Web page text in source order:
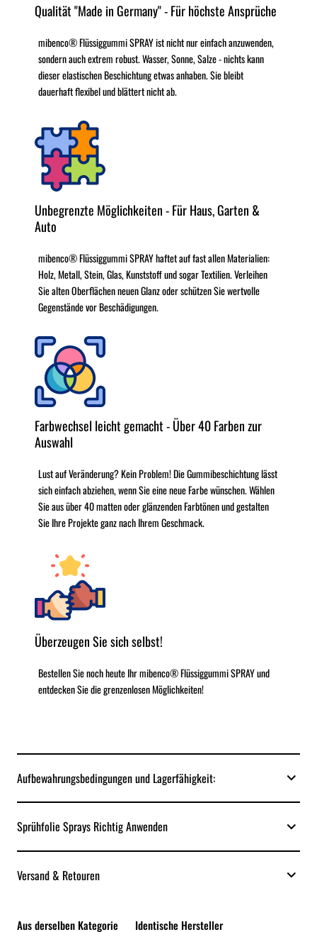
Qualität "Made in Germany" - Für höchste Ansprüche
mibenco® Flüssiggummi SPRAY ist nicht nur einfach anzuwenden,
sondern auch extrem robust. Wasser, Sonne, Salze - nichts kann
dieser elastischen Beschichtung etwas anhaben. Sie bleibt
dauerhaft flexibel und blättert nicht ab.
Unbegrenzte Möglichkeiten - Für Haus, Garten &
Auto
mibenco® Flüssiggummi SPRAY haftet auf fast allen Materialien:
Holz, Metall, Stein, Glas, Kunststoff und sogar Textilien. Verleihen
Sie alten Oberflächen neuen Glanz oder schützen Sie wertvolle
Gegenstände vor Beschädigungen.
Farbwechsel leicht gemacht - Über 40 Farben zur
Auswahl
Lust auf Veränderung? Kein Problem! Die Gummibeschichtung lässt
sich einfach abziehen, wenn Sie eine neue Farbe wünschen. Wählen
Sie aus über 40 matten oder glänzenden Farbtönen und gestalten
Sie Ihre Projekte ganz nach Ihrem Geschmack.
Überzeugen Sie sich selbst!
Bestellen Sie noch heute Ihr mibenco® Flüssiggummi SPRAY und
entdecken Sie die grenzenlosen Möglichkeiten!
Aufbewahrungsbedingungen und Lagerfähigkeit:
Sprühfolie Sprays Richtig Anwenden
Versand & Retouren
Aus derselben Kategorie Identische Hersteller